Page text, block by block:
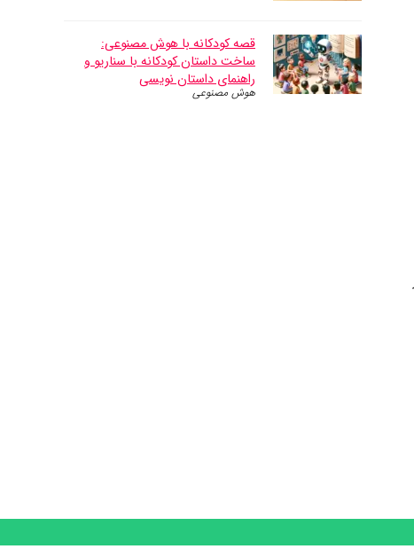
قصه کودکانه با هوش مصنوعی:
ساخت داستان کودکانه با سناریو و
راهنمای داستان نویسی
هوش مصنوعی